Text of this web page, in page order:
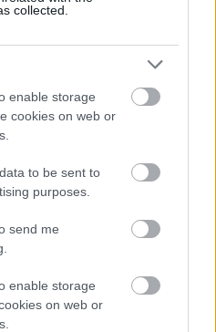
collected.
enable storage
cookies on web or
to be sent to
purposes.
send me
enable storage
on web or